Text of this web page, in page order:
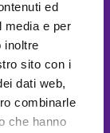
ed
media e per
inoltre
sito con i
dati web,
combinarle
che hanno